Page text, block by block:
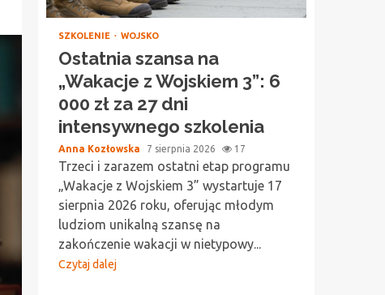
SZKOLENIE WOJSKO
Ostatnia szansa na
„Wakacje z Wojskiem 3”: 6
000 zł za 27 dni
intensywnego szkolenia
Anna Kozłowska 7 sierpnia 2026 17
Trzeci i zarazem ostatni etap programu
„Wakacje z Wojskiem 3” wystartuje 17
sierpnia 2026 roku, oferując młodym
ludziom unikalną szansę na
zakończenie wakacji w nietypowy...
Czytaj dalej